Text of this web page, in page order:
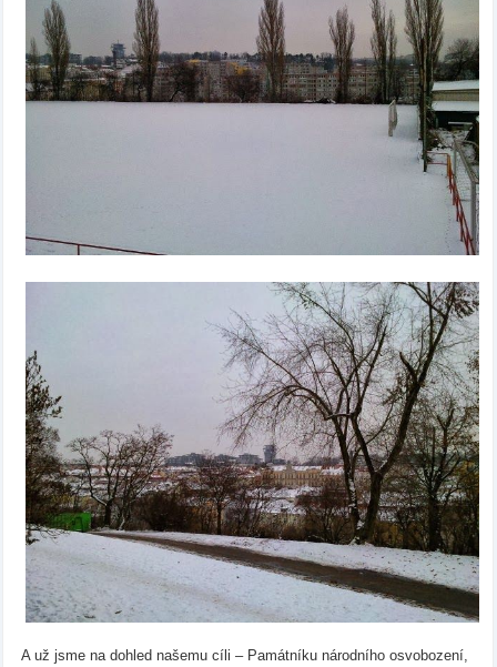
A už jsme na dohled našemu cíli – Památníku národního osvobození,